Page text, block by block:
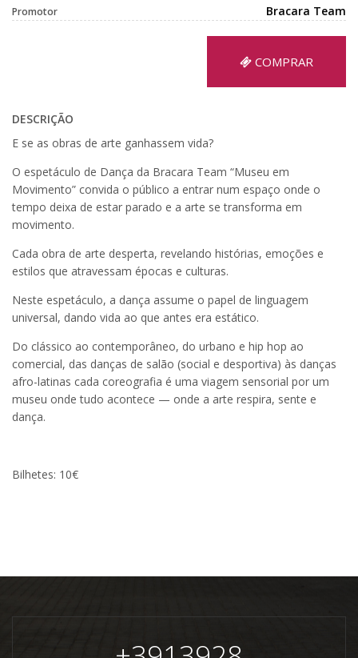
Promotor Bracara Team
COMPRAR
DESCRIÇÃO
E se as obras de arte ganhassem vida?
O espetáculo de Dança da Bracara Team “Museu em
Movimento” convida o público a entrar num espaço onde o
tempo deixa de estar parado e a arte se transforma em
movimento.
Cada obra de arte desperta, revelando histórias, emoções e
estilos que atravessam épocas e culturas.
Neste espetáculo, a dança assume o papel de linguagem
universal, dando vida ao que antes era estático.
Do clássico ao contemporâneo, do urbano e hip hop ao
comercial, das danças de salão (social e desportiva) às danças
afro-latinas cada coreografia é uma viagem sensorial por um
museu onde tudo acontece — onde a arte respira, sente e
dança.
Bilhetes: 10€